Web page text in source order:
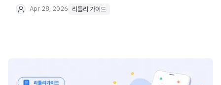
Apr 28, 2026 리틀리 가이드